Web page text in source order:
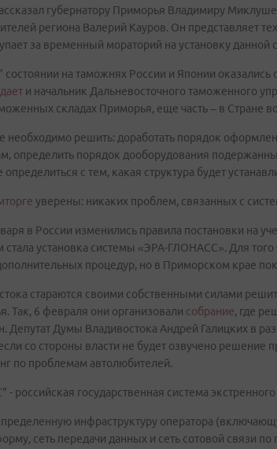
губернатору Приморья Владимиру
региона Валерий Кауров. Он представляет
за временный мораторий на установку данной
на таможнях России и Японии оказались
и начальник Дальневосточного таможенного
складах Приморья, еще часть – в Стране
необходимо решить: доработать порядок
определить порядок дооборудования
с тем, какая структура будет
уверены: никаких проблем, связанных с
в России изменились правила постановки на
установка системы «ЭРА-ГЛОНАСС». Для
процедур, но в Приморском крае
стараются своими собственными силами
Так, 6 февраля они организовали собрание, где
Депутат Думы Владивостока Андрей Галицких в
со стороны власти не будет озвучено решение
по проблемам автолюбителей.
российская государственная система
инфраструктуру оператора
сеть передачи данных и сеть сотовой связи по